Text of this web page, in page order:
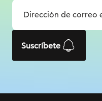
Suscríbete